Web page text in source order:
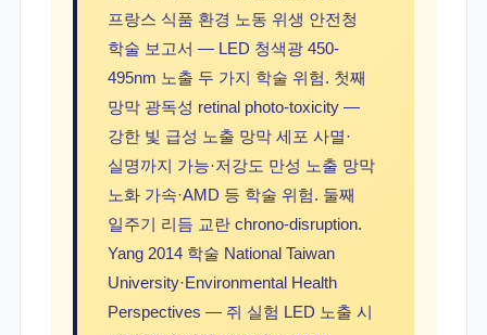
프랑스 식품 환경 노동 위생 안전청
학술 보고서 — LED 청색광 450-
495nm 노출 두 가지 학술 위험. 첫째
망막 광독성 retinal photo-toxicity —
강한 빛 급성 노출 망막 세포 사멸·
실명까지 가능·저강도 만성 노출 망막
노화 가속·AMD 등 학술 위험. 둘째
일주기 리듬 교란 chrono-disruption.
Yang 2014 학술 National Taiwan
University·Environmental Health
Perspectives — 쥐 실험 LED 노출 시